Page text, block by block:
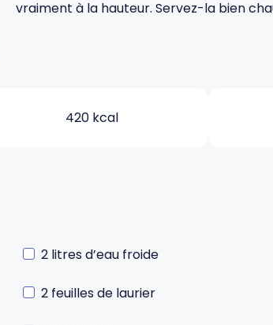
vraiment à la hauteur. Servez-la bien
420 kcal
2 litres d’eau froide
2 feuilles de laurier